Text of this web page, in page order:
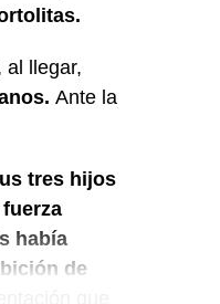
al llegar,
Ante la
tres hijos
había
de